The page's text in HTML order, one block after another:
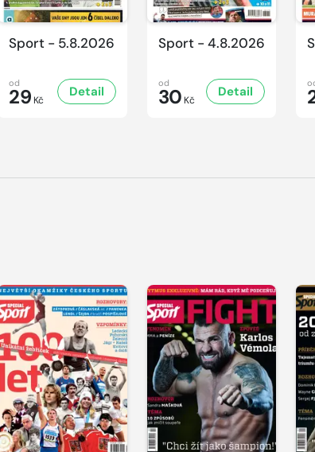
Sport - 5.8.2026
od
29 Kč
Detail
Sport - 4.8.2026
od
30 Kč
Detail